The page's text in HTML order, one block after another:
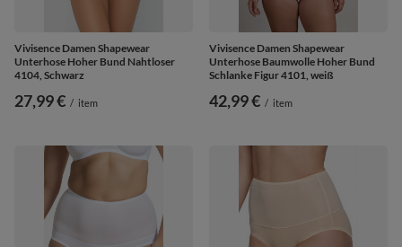
Vivisence Damen Shapewear
Unterhose Hoher Bund Nahtloser
4104, Schwarz
27,99 € / item
Vivisence Damen Shapewear
Unterhose Baumwolle Hoher Bund
Schlanke Figur 4101, weiß
42,99 € / item